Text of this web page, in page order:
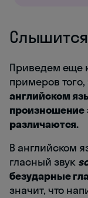
Слышится
Приведем еще
примеров того,
английском
произношение
различаются.
В английском
гласный звук
безударные
значит, что